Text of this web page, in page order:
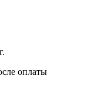
оплаты